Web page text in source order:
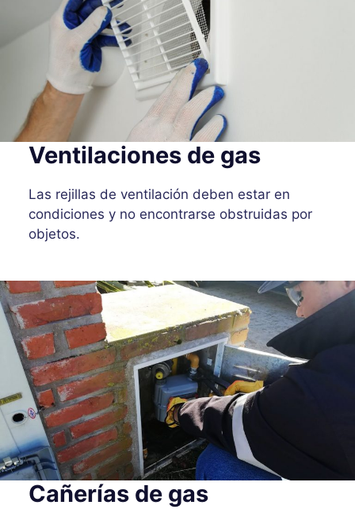
Ventilaciones de gas
Las rejillas de ventilación deben estar en
condiciones y no encontrarse obstruidas por
objetos.
Cañerías de gas